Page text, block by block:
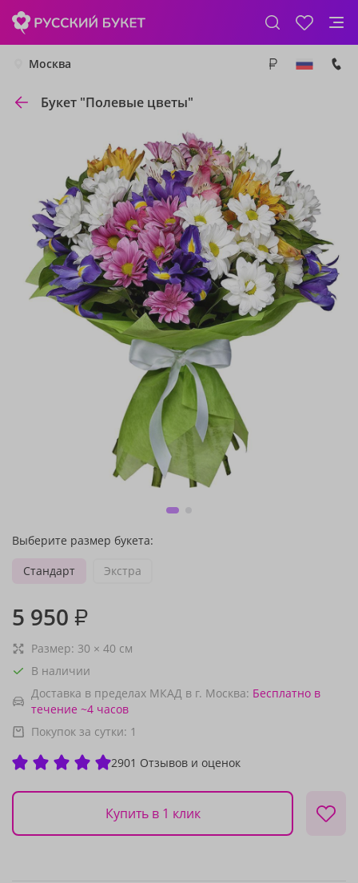
Москва
Букет "Полевые цветы"
Выберите размер букета:
Стандарт
Экстра
5 950 ₽
Размер: 30 × 40 см
В наличии
Доставка в пределах МКАД в г. Москва: Бесплатно в
течение ~4 часов
Покупок за сутки: 1
2901 Отзывов и оценок
Купить в 1 клик